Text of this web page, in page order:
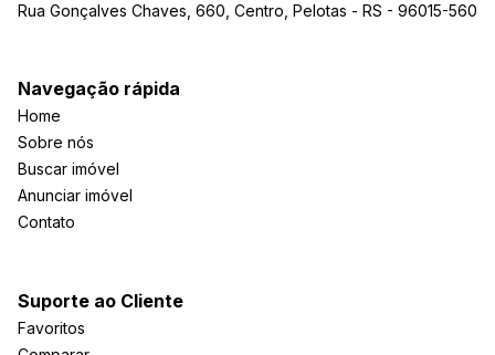
Rua Gonçalves Chaves, 660, Centro, Pelotas - RS - 96015-560
Navegação rápida
Home
Sobre nós
Buscar imóvel
Anunciar imóvel
Contato
Suporte ao Cliente
Favoritos